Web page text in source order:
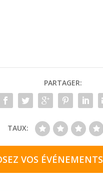
PARTAGER:
TAUX:
VOS ÉVÉNEMENTS